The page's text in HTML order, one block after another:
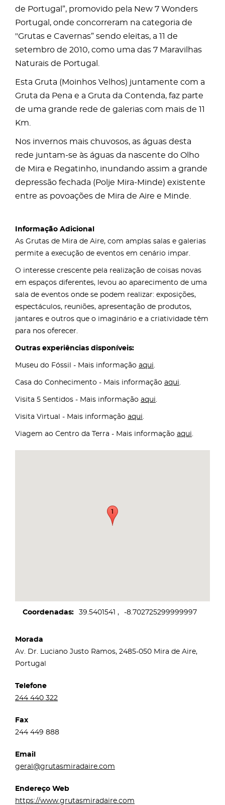
de Portugal”, promovido pela New 7 Wonders
Portugal, onde concorreram na categoria de
"Grutas e Cavernas” sendo eleitas, a 11 de
setembro de 2010, como uma das 7 Maravilhas
Naturais de Portugal.
Esta Gruta (Moinhos Velhos) juntamente com a
Gruta da Pena e a Gruta da Contenda, faz parte
de uma grande rede de galerias com mais de 11
Km.
Nos invernos mais chuvosos, as águas desta
rede juntam-se às águas da nascente do Olho
de Mira e Regatinho, inundando assim a grande
depressão fechada (Polje Mira-Minde) existente
entre as povoações de Mira de Aire e Minde.
Informação Adicional
As Grutas de Mira de Aire, com amplas salas e galerias
permite a execução de eventos em cenário impar.
O interesse crescente pela realização de coisas novas
em espaços diferentes, levou ao aparecimento de uma
sala de eventos onde se podem realizar: exposições,
espectáculos, reuniões, apresentação de produtos,
jantares e outros que o imaginário e a criatividade têm
para nos oferecer.
Outras experiências disponíveis:
Museu do Fóssil - Mais informação aqui.
Casa do Conhecimento - Mais informação aqui.
Visita 5 Sentidos - Mais informação aqui.
Visita Virtual - Mais informação aqui.
Viagem ao Centro da Terra - Mais informação aqui.
Coordenadas 39.5401541 -8.702725299999997
Morada
Av. Dr. Luciano Justo Ramos, 2485-050 Mira de Aire,
Portugal
Telefone
244 440 322
Fax
244 449 888
Email
geral@grutasmiradaire.com
Endereço Web
https://www.grutasmiradaire.com